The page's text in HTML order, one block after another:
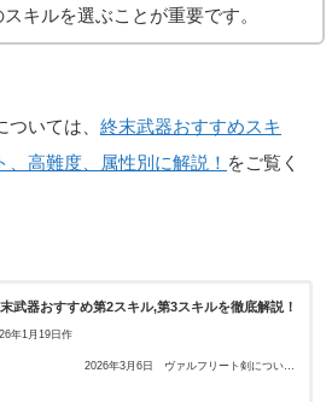
キルを選ぶことが重要です。
いては、 終末武器おすすめスキ
高難度、属性別に解説！ をご覧く
武器おすすめ第2スキル,第3スキルを徹底解説！
年1月19日作
年3月6日 ヴァルフリート剣について